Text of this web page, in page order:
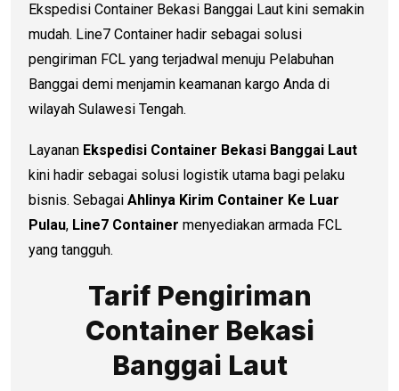
Ekspedisi Container Bekasi Banggai Laut kini semakin
mudah. Line7 Container hadir sebagai solusi
pengiriman FCL yang terjadwal menuju Pelabuhan
Banggai demi menjamin keamanan kargo Anda di
wilayah Sulawesi Tengah.
Layanan Ekspedisi Container Bekasi Banggai Laut
kini hadir sebagai solusi logistik utama bagi pelaku
bisnis. Sebagai Ahlinya Kirim Container Ke Luar
Pulau, Line7 Container menyediakan armada FCL
yang tangguh.
Tarif Pengiriman
Container Bekasi
Banggai Laut